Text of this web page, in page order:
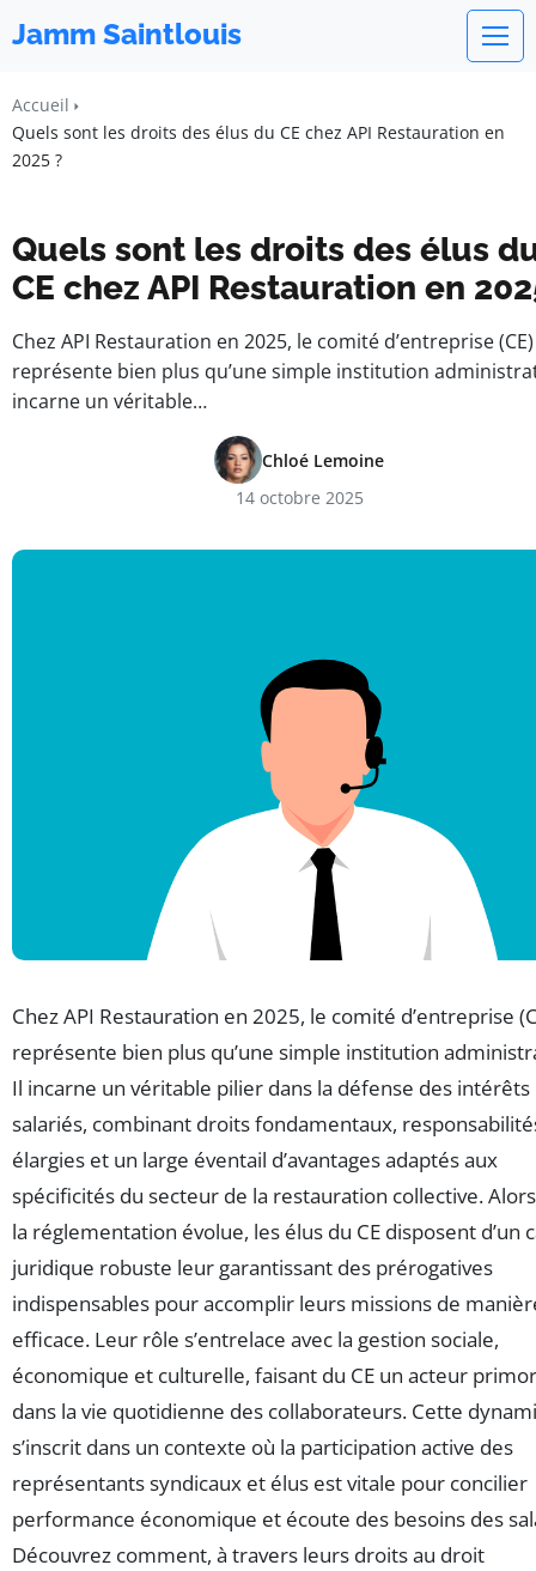
Jamm Saintlouis
Accueil
Quels sont les droits des élus du CE chez API Restauration en
2025 ?
Quels sont les droits des élus
CE chez API Restauration en
Chez API Restauration en 2025, le comité d’entreprise (CE)
représente bien plus qu’une simple institution
incarne un véritable…
Chloé Lemoine
14 octobre 2025
Chez API Restauration en 2025, le comité d’entreprise
représente bien plus qu’une simple institution
Il incarne un véritable pilier dans la défense des intérêts
salariés, combinant droits fondamentaux,
élargies et un large éventail d’avantages adaptés aux
spécificités du secteur de la restauration collective.
la réglementation évolue, les élus du CE disposent d’un
juridique robuste leur garantissant des prérogatives
indispensables pour accomplir leurs missions de
efficace. Leur rôle s’entrelace avec la gestion sociale,
économique et culturelle, faisant du CE un acteur
dans la vie quotidienne des collaborateurs. Cette
s’inscrit dans un contexte où la participation active des
représentants syndicaux et élus est vitale pour concilier
performance économique et écoute des besoins des
Découvrez comment, à travers leurs droits au droit